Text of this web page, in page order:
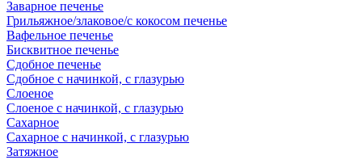
Заварное печенье
Грильяжное/злаковое/с кокосом печенье
Вафельное печенье
Бисквитное печенье
Сдобное печенье
Сдобное с начинкой, с глазурью
Слоеное
Слоеное с начинкой, с глазурью
Сахарное
Сахарное с начинкой, с глазурью
Затяжное